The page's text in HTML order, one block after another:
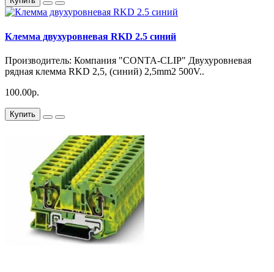
Клемма двухуровневая RKD 2.5 синий
Производитель: Компания "CONTA-CLIP" Двухуровневая
рядная клемма RKD 2,5, (синий) 2,5mm2 500V..
100.00р.
Купить